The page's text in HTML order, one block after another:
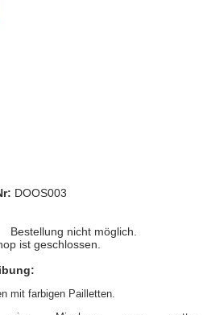
DOOS003
Bestellung nicht möglich.
ist geschlossen.
mit farbigen Pailletten.